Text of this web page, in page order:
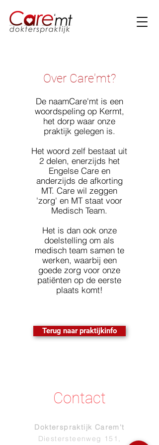
Over Care'mt?
De naamCare'mt is een
woordspeling op Kermt,
het dorp waar onze
praktijk gelegen is.
Het woord zelf bestaat uit
2 delen, enerzijds het
Engelse Care en
anderzijds de afkorting
MT. Care wil zeggen
'zorg' en MT staat voor
Medisch Team.
Het is dan ook onze
doelstelling om als
medisch team samen te
werken, waarbij een
goede zorg voor onze
patiënten op de eerste
plaats komt!
Terug naar praktijkinfo
Contact
Dokterspraktijk Carem't
Diestersteenweg 151,